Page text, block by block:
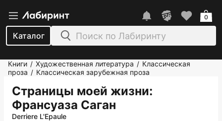
Каталог
0
Книги / Художественная литература / Классическая
проза / Классическая зарубежная проза
Страницы моей жизни:
Франсуаза Саган
Derriere L'Epaule